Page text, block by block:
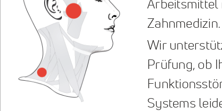
Arbeitsmittel
Zahnmedizin.
Wir
Prüfung, ob
Systems